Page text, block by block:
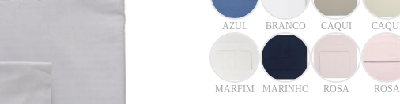
AZUL BRANCO CAQUI CAQUI
MARFIM MARINHO ROSA ROSA